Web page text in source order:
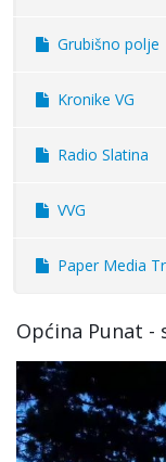
Grubišno polje
Kronike VG
Radio Slatina
VVG
Paper Media
Općina Punat